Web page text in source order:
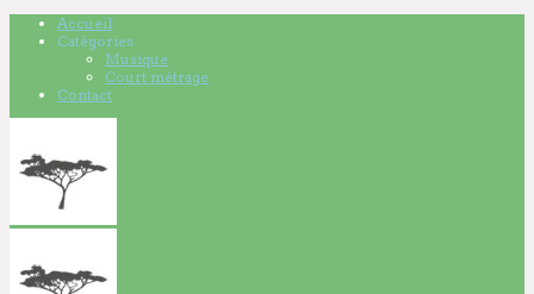
Accueil
Catégories
Musique
Court métrage
Contact